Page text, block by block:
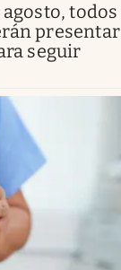
todos
presentar
seguir